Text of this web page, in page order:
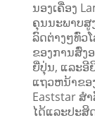
ນອງເຄື່ອງ
ຄຸນນະພາບສູ
ລົດຕ່າງໆທົ່ວ
ຂອງການສົ່ງ
ຍີ່ປຸ່ນ, ແລະອີ
ແຖວຫນ້າຂອ
Eaststar ສໍ
ໄດ້ແລະປະສິ